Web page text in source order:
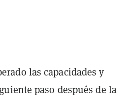
las capacidades y
paso después de la